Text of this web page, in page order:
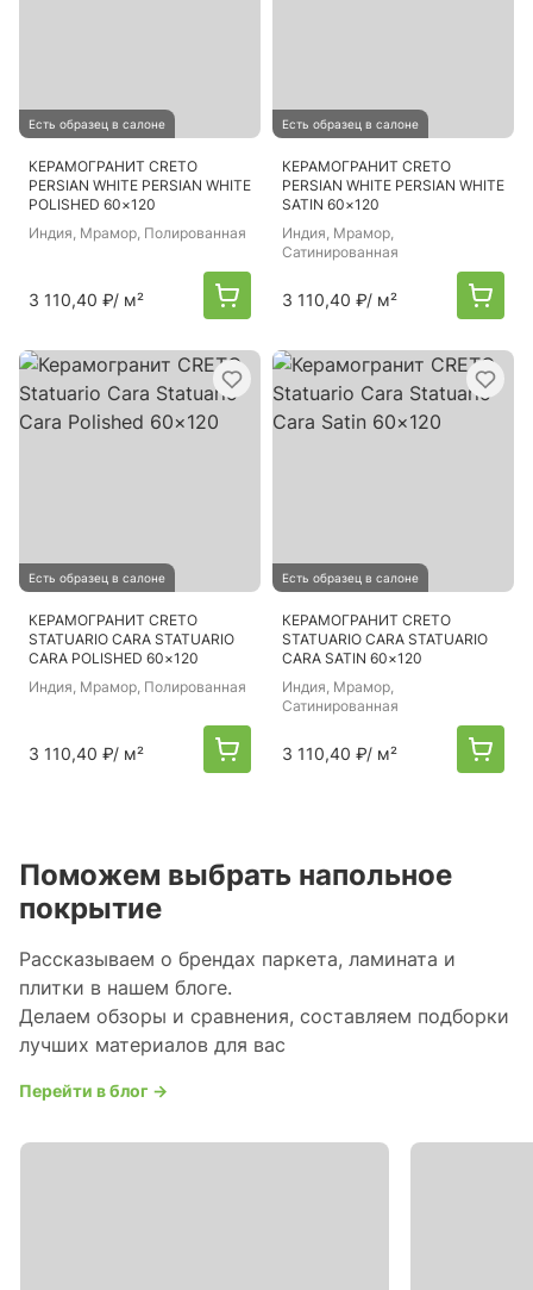
Есть образец в салоне
КЕРАМОГРАНИТ CRETO
PERSIAN WHITE PERSIAN WHITE
POLISHED 60×120
Индия, Мрамор, Полированная
3 110,40 ₽/ м²
Есть образец в салоне
КЕРАМОГРАНИТ CRETO
PERSIAN WHITE PERSIAN WHITE
SATIN 60×120
Индия, Мрамор,
Сатинированная
3 110,40 ₽/ м²
Есть образец в салоне
КЕРАМОГРАНИТ CRETO
STATUARIO CARA STATUARIO
CARA POLISHED 60×120
Индия, Мрамор, Полированная
3 110,40 ₽/ м²
Есть образец в салоне
КЕРАМОГРАНИТ CRETO
STATUARIO CARA STATUARIO
CARA SATIN 60×120
Индия, Мрамор,
Сатинированная
3 110,40 ₽/ м²
Поможем выбрать напольное
покрытие
Рассказываем о брендах паркета, ламината и
плитки в нашем блоге.
Делаем обзоры и сравнения, составляем подборки
лучших материалов для вас
Перейти в блог →